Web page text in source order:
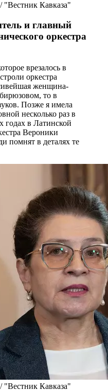
Кавказа"
и главный
оркестра
врезалось в
оркестра
женщина-
то в
Позже я имела
несколько раз в
годах в Латинской
Вероники
помнят в деталях те
Кавказа"